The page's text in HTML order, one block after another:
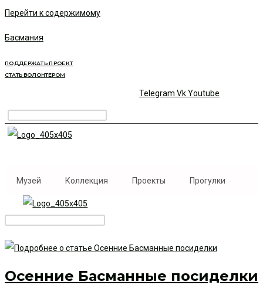
Перейти к содержимому
Басмания
ПОДДЕРЖАТЬ ПРОЕКТ
СТАТЬ ВОЛОНТЕРОМ
Telegram VkYoutube
Музей Коллекция Проекты Прогулки
Осенние Басманные посиделки